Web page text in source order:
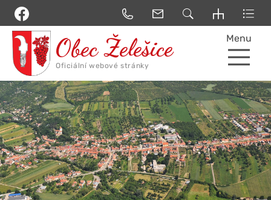
Menu